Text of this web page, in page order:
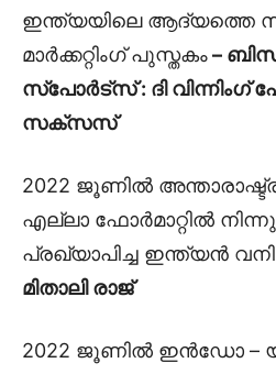
ഇന്ത്യയിലെ ആദ്യത്തെ
മാർക്കറ്റിംഗ് പുസ്തകം–
സ്പോർട്സ് : ദി
സക്സസ്
2022 ജൂണിൽ അന്താരാഷ്ട്ര
എല്ലാ ഫോർമാറ്റിൽ
പ്രഖ്യാപിച്ച ഇന്ത്യൻ
മിതാലി രാജ്
2022 ജൂണിൽ ഇൻഡോ –